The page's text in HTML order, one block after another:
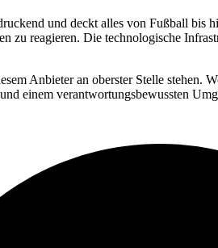
und deckt alles von Fußball
zu reagieren. Die technologische
Anbieter an oberster Stelle
einem verantwortungsbewussten